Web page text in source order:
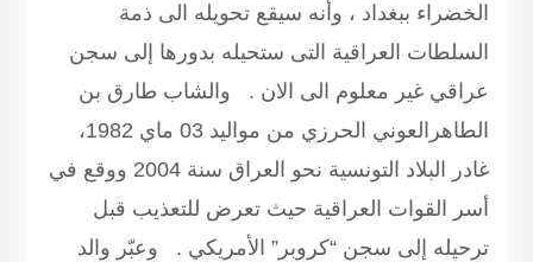
الخضراء ببغداد ، وأنه سيقع تحويله الى ذمة
السلطات العراقية التى ستحيله بدورها إلى سجن
عراقي غير معلوم الى الان . والشاب طارق بن
الطاهرالعوني الحرزي من مواليد 03 ماي 1982،
غادر البلاد التونسية نحو العراق سنة 2004 ووقع في
أسر القوات العراقية حيث تعرض للتعذيب قبل
ترحيله إلى سجن “كروبر” الأمريكي . وعبّر والد